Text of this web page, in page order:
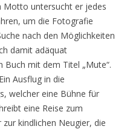
Motto untersucht er jedes
um die Fotografie
nach den Möglichkeiten
damit adäquat
Buch mit dem Titel „Mute“.
Ausflug in die
welcher eine Bühne für
eine Reise zum
kindlichen Neugier, die